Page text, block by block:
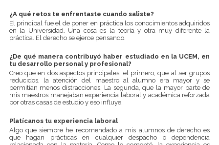
¿A qué retos te enfrentaste cuando saliste?
El principal fue el de poner en práctica los conocimientos adquiridos
en la Universidad. Una cosa es la teoría y otra muy diferente la
práctica. El derecho se ejerce pensando.
¿De qué manera contribuyó haber estudiado en la UCEM, en
tu desarrollo personal y profesional?
Creo que en dos aspectos principales; el primero, que al ser grupos
reducidos, la atención del maestro al alumno era mayor y se
permitían menos distracciones. La segunda, que la mayor parte de
mis maestros manejaban experiencia laboral y académica reforzada
por otras casas de estudio y eso influye.
Platícanos tu experiencia laboral
Algo que siempre he recomendado a mis alumnos de derecho es
que hagan prácticas en cualquier despacho o dependencia